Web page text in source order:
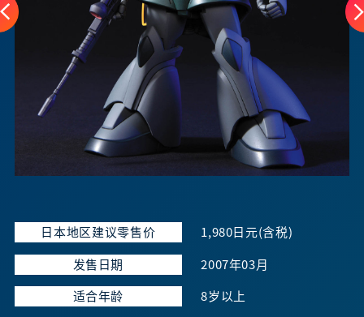
日本地区建议零售价 1,980日元(含税)
发售日期 2007年03月
适合年龄 8岁以上